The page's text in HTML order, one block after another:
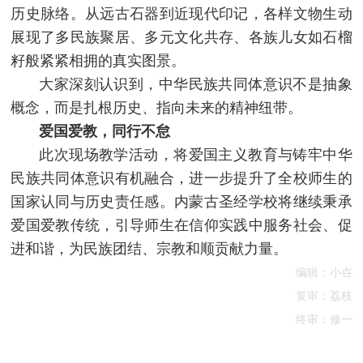
历史脉络。从远古石器到近现代印记，各样文物生动
展现了多民族聚居、多元文化共存、各族儿女如石榴
籽般紧紧相拥的真实图景。
大家深刻认识到，中华民族共同体意识不是抽象
概念，而是扎根历史、指向未来的精神纽带。
爱国爱教，同行不怠
此次现场教学活动，将爱国主义教育与铸牢中华
民族共同体意识有机融合，进一步提升了全校师生的
国家认同与历史责任感。内蒙古圣经学校将继续秉承
爱国爱教传统，引导师生在信仰实践中服务社会、促
进和谐，为民族团结、宗教和顺贡献力量。
编辑：小卋
复审：荔枝
终审：修一